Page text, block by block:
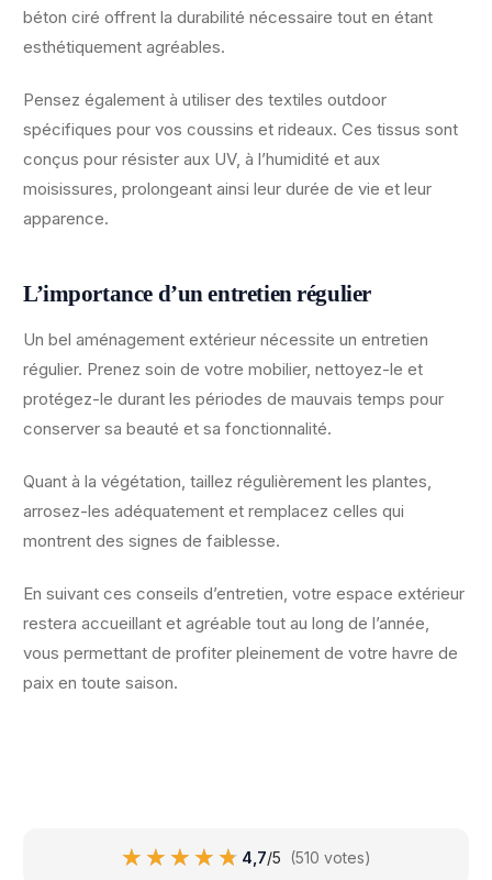
béton ciré offrent la durabilité nécessaire tout en étant
esthétiquement agréables.
Pensez également à utiliser des textiles outdoor
spécifiques pour vos coussins et rideaux. Ces tissus sont
conçus pour résister aux UV, à l’humidité et aux
moisissures, prolongeant ainsi leur durée de vie et leur
apparence.
L’importance d’un entretien régulier
Un bel aménagement extérieur nécessite un entretien
régulier. Prenez soin de votre mobilier, nettoyez-le et
protégez-le durant les périodes de mauvais temps pour
conserver sa beauté et sa fonctionnalité.
Quant à la végétation, taillez régulièrement les plantes,
arrosez-les adéquatement et remplacez celles qui
montrent des signes de faiblesse.
En suivant ces conseils d’entretien, votre espace extérieur
restera accueillant et agréable tout au long de l’année,
vous permettant de profiter pleinement de votre havre de
paix en toute saison.
★★★★★
★★★★★ 4,7/5 (510 votes)